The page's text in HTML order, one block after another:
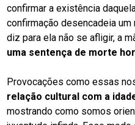
confirmar a existência
confirmação desencadeia
diz para ela não se afligir, a
uma sentença de morte
Provocações como essas
relação cultural com a
mostrando como somos